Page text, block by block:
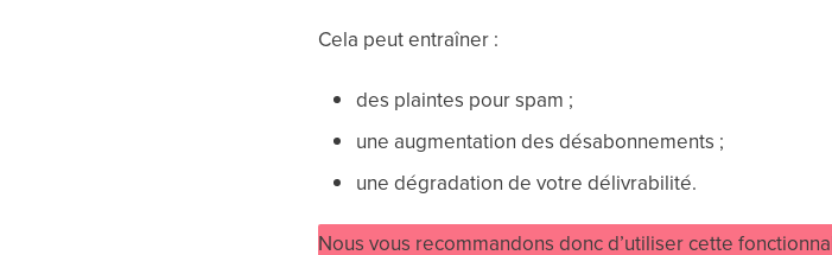
Cela peut entraîner :
des plaintes pour spam ;
une augmentation des désabonnements ;
une dégradation de votre délivrabilité.
Nous vous recommandons donc d’utiliser cette